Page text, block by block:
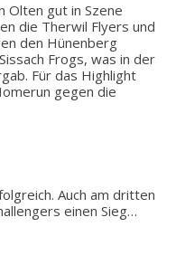
Olten gut in Szene
die Therwil Flyers und
den Hünenberg
Frogs, was in der
Für das Highlight
gegen die
Auch am dritten
einen Sieg…